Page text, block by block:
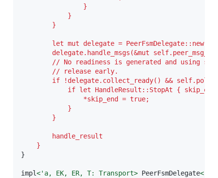
                }
            }
        }
let mut delegate =
delegate.handle_msgs(&mut
// No readiness is generated and using
        // release early.
if !delegate.collect_ready() &&
if let HandleResult::StopAt {
                *skip_end = true;
            }
        }
        handle_result
    }
}
impl<'a, EK, ER, T: Transport> PeerFsmDelegate<